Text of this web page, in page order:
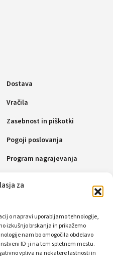
za
o napravi uporabljamo tehnologije,
izkušnjo brskanja in prikažemo
nam bo omogočila obdelavo
ID-ji na tem spletnem mestu.
vpliva na nekatere lastnosti in
Dostava
Vračila
Zasebnost in piškotki
Pogoji poslovanja
Program nagrajevanja